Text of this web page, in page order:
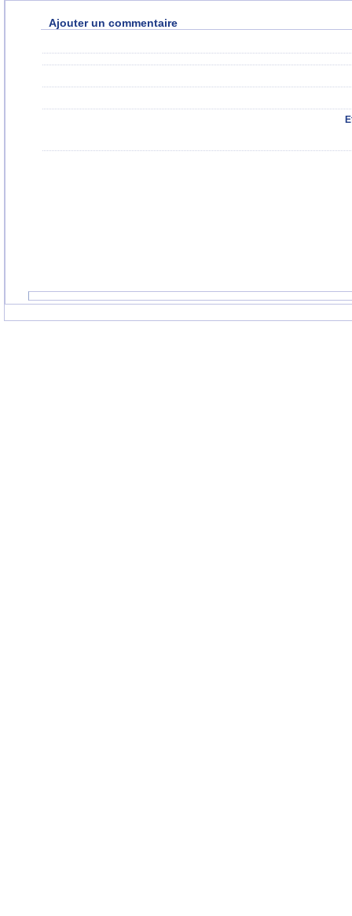
Ajouter un commentaire